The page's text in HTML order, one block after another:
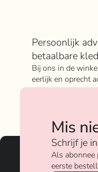
Over
Persoonlijk
betaalbare
Bij ons in de
eerlijk en oprecht
geloven sterk in
Over ons
Mis
Schrijf je
Als abonnee
eerste